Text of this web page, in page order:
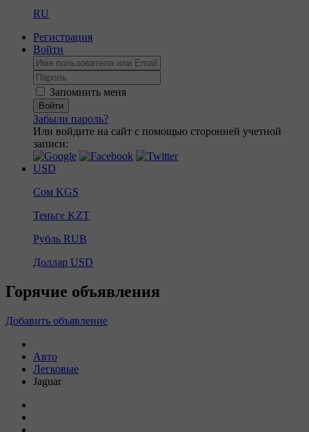
RU
Регистрация
Войти
Запомнить меня
Войти
Забыли пароль?
Или войдите на сайт с помощью сторонней учетной
записи:
USD
Сом KGS
Теньге KZT
Рубль RUB
Доллар USD
Горячие объявления
Добавить объявление
Авто
Легковые
Jaguar